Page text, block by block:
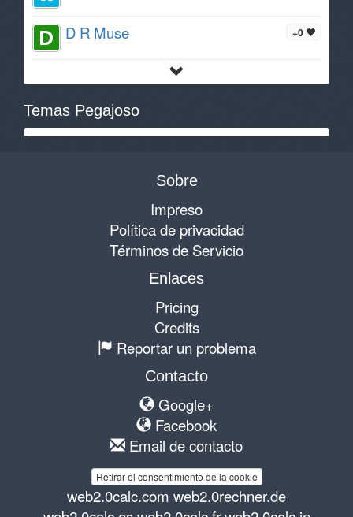
+0
D R Muse
Temas Pegajoso
Sobre
Impreso
Política de privacidad
Términos de Servicio
Enlaces
Pricing
Credits
Reportar un problema
Contacto
Google+
Facebook
Email de contacto
Retirar el consentimiento de la cookie
web2.0calc.com web2.0rechner.de